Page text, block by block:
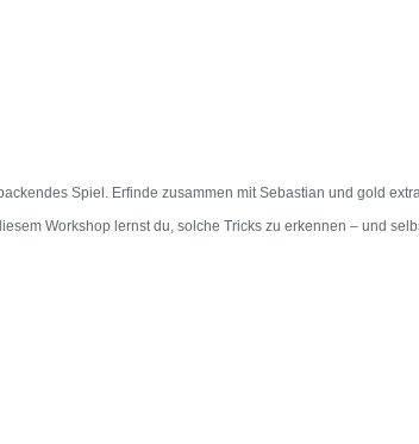
Spiel. Erfinde zusammen mit Sebastian und gold
Workshop lernst du, solche Tricks zu erkennen – und